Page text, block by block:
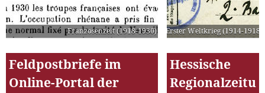
Franzosenzeit (1918-1930) Erster Weltkrieg (1914-1918)
Feldpostbriefe im
Online-Portal der
Hessische
Regionalzeitu